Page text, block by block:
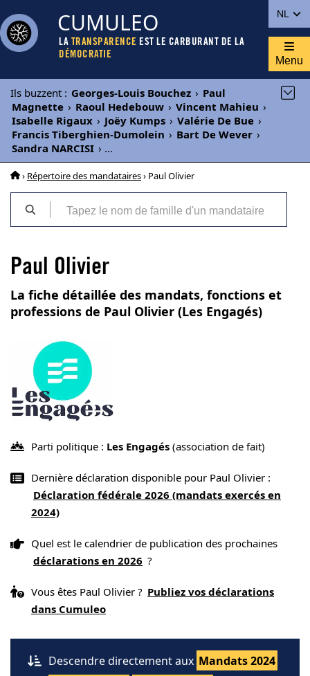
NL
CUMULEO
LA TRANSPARENCE EST LE CARBURANT DE LA
DÉMOCRATIE
Menu
Ils buzzent : Georges-Louis Bouchez › Paul
Magnette › Raoul Hedebouw › Vincent Mahieu ›
Isabelle Rigaux › Joëy Kumps › Valérie De Bue ›
Francis Tiberghien-Dumolein › Bart De Wever ›
Sandra NARCISI › ...
› Répertoire des mandataires› Paul Olivier
Paul Olivier
La fiche détaillée des mandats, fonctions et
professions de Paul Olivier (Les Engagés)
Parti politique : Les Engagés (association de fait)
Dernière déclaration disponible pour Paul Olivier :
Déclaration fédérale 2026 (mandats exercés en
2024)
Quel est le calendrier de publication des prochaines
déclarations en 2026 ?
Vous êtes Paul Olivier ? Publiez vos déclarations
dans Cumuleo
Descendre directement aux Mandats 2024